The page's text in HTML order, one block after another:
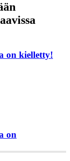
on kielletty!
on